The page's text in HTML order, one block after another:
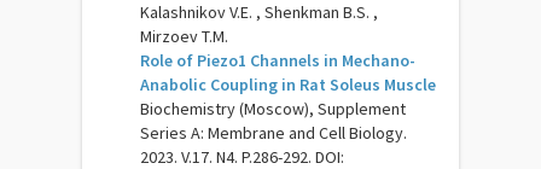
Kalashnikov V.E. , Shenkman B.S. ,
Mirzoev T.M.
Role of Piezo1 Channels in Mechano-
Anabolic Coupling in Rat Soleus Muscle
Biochemistry (Moscow), Supplement
Series A: Membrane and Cell Biology.
2023. V.17. N4. P.286-292. DOI: